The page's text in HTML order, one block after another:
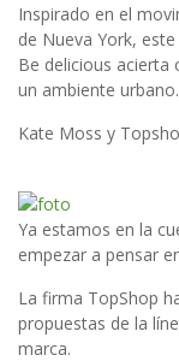
Inspirado en el
de Nueva York,
Be delicious acierta
un ambiente urbano.
Kate Moss y
Ya estamos en la
empezar a pensar
La firma TopShop
propuestas de la
marca.